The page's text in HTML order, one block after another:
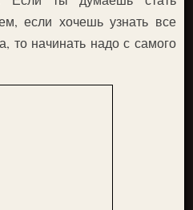
если хочешь узнать все
то начинать надо с самого